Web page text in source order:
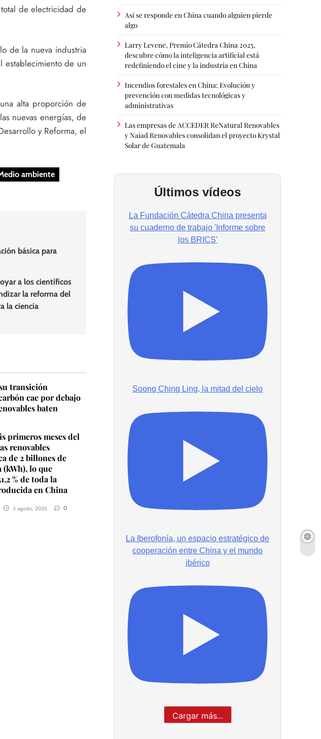
de electricidad de
de la nueva industria
establecimiento de un
alta proporción de
nuevas energías, de
y Reforma, el
ambiente
básica para
a los científicos
la reforma del
la ciencia
transición
cae por debajo
baten
primeros meses del
renovables
de 2 billones de
lo que
% de toda la
en China
3 agosto, 2026 0
Así se responde en China cuando alguien pierde
algo
Larry Levene, Premio Cátedra China 2025,
descubre cómo la inteligencia artificial está
redefiniendo el cine y la industria en China
Incendios forestales en China: Evolución y
prevención con medidas tecnológicas y
administrativas
Las empresas de ACCEDER ReNatural Renovables
y Naiad Renovables consolidan el proyecto Krystal
Solar de Guatemala
Últimos vídeos
La Fundación Cátedra China presenta
su cuaderno de trabajo 'Informe sobre
los BRICS'
Soong Ching Ling, la mitad del cielo
La Iberofonía, un espacio estratégico de
cooperación entre China y el mundo
ibérico
Cargar más...